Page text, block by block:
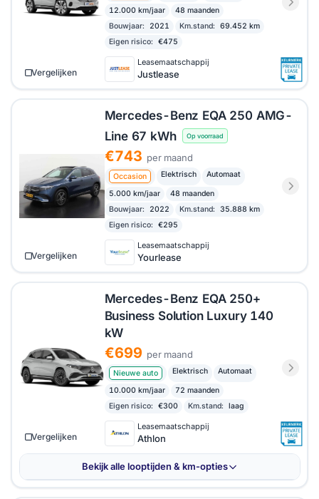
12.000 km/jaar
48 maanden
Bouwjaar:
2021 Km.stand:
69.452 km
Eigen risico:
€475
Leasemaatschappij
Justlease
Vergelijken
Mercedes-Benz EQA 250 AMG-
Line 67 kWh
Op voorraad
€743 per maand
Occasion Elektrisch Automaat
5.000 km/jaar
48 maanden
Bouwjaar:
2022 Km.stand:
35.888 km
Eigen risico:
€295
Leasemaatschappij
Yourlease
Vergelijken
Mercedes-Benz EQA 250+
Business Solution Luxury 140
kW
€699 per maand
Nieuwe auto Elektrisch Automaat
10.000 km/jaar
72 maanden
Eigen risico:
€300 Km.stand: laag
Leasemaatschappij
Athlon
Vergelijken
Bekijk alle looptijden & km-opties